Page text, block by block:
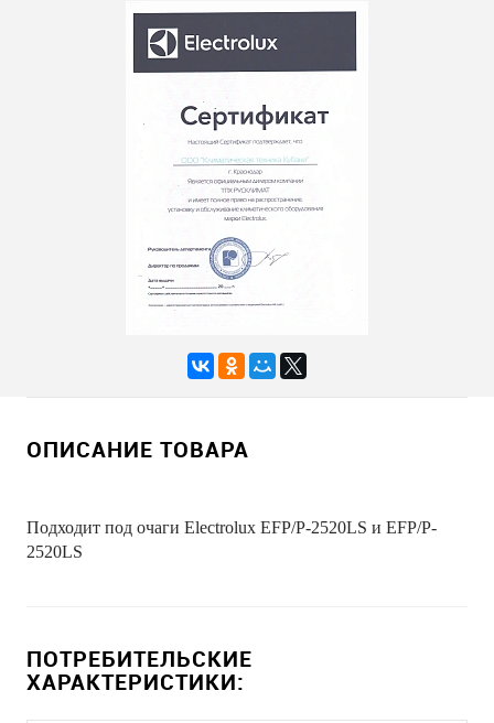
ОПИСАНИЕ ТОВАРА
Подходит под очаги Electrolux EFP/P-2520LS и EFP/P-
2520LS
ПОТРЕБИТЕЛЬСКИЕ
ХАРАКТЕРИСТИКИ: